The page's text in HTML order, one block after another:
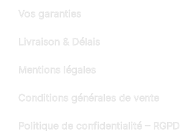
Vos garanties
Livraison & Délais
Mentions légales
Conditions générales de vente
Politique de confidentialité – RGPD